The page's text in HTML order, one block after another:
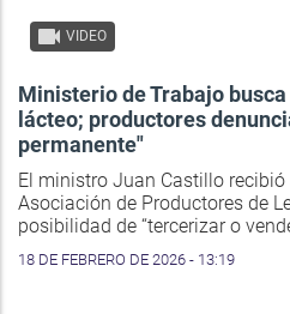
VIDEO
Ministerio de Trabajo
lácteo; productores
permanente"
El ministro Juan Castillo recibió
Asociación de Productores de
posibilidad de “tercerizar o
18 DE FEBRERO DE 2026 - 13:19